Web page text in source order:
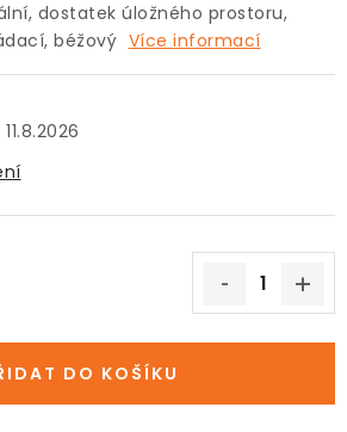
dostatek úložného prostoru,
béžový Více informací
11.8.2026
DO KOŠÍKU